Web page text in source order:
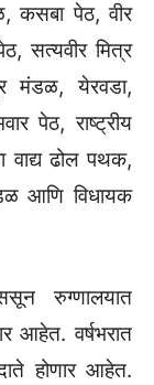
कसबा पेठ, वीर
सत्यवीर मित्र
मंडळ, येरवडा,
पेठ, राष्ट्रीय
वाद्य ढोल पथक,
आणि विधायक
रुग्णालयात
आहेत. वर्षभरात
होणार आहेत.